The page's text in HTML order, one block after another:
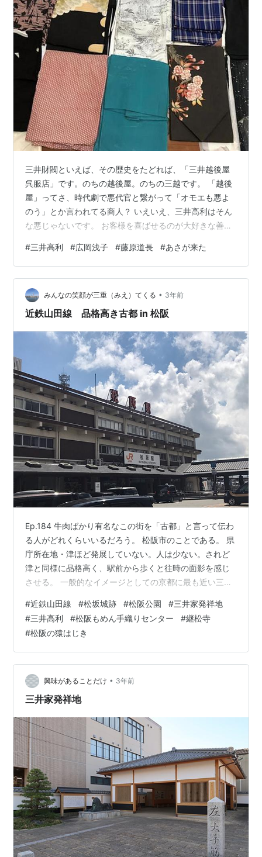
三井財閥といえば、その歴史をたどれば、「三井越後屋
呉服店」です。のちの越後屋。のちの三越です。 「越後
屋」ってさ、時代劇で悪代官と繋がって「オモエも悪よ
のう」とか言われてる商人？ いえいえ、三井高利はそん
な悪じゃないです。 お客様を喜ばせるのが大好きな善人
NHK朝ドラ『あさが来た』のヒロイン、広岡浅子 朝ドラ
と史実の違い 三井財閥の先祖 本当か嘘か、史実による確
証はないのですが、家伝によれば三井家は平安時代の摂
政太政大臣藤原道長の末裔だとされています。 子孫に
は、NHK朝ドラ『あさが来た』の主人公のモデルになっ
#三井高利 #広岡浅子 #藤原道長 #あさが来た
みんなの笑顔が三重（みえ）てくる • 3年前
近鉄山田線 品格高き古都 in 松阪
Ep.184 牛肉ばかり有名なこの街を「古都」と言って伝わ
る人がどれくらいいるだろう。 松阪市のことである。 県
庁所在地・津ほど発展していない。人は少ない。されど
津と同様に品格高く、駅前から歩くと往時の面影を感じ
させる。 一般的なイメージとしての京都に最も近い三重
り」というものがある。京都の祭りが波及したものと言
われる。 松阪祇園まつり 公式HPより 近鉄四日市駅から
特急に乗って松阪駅を目指してみよう。 松阪駅は「近鉄
山田線」のエリアである。 近鉄“山田線”といってもまっ
たくピンとこない。（これはおそらく地元の人にとって
も） 三重県を走る近鉄…
#近鉄山田線 #松坂城跡 #松阪公園 #三井家発祥地
#三井高利 #松阪もめん手織りセンター #継松寺
#松阪の猿はじき
興味があることだけ • 3年前
三井家発祥地